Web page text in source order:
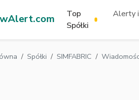
Top
Spółki
Alerty
Spółki SIMFABRIC